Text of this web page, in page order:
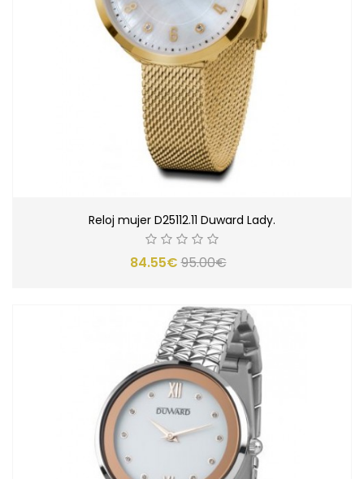
Reloj mujer D25112.11 Duward Lady.
84.55€95.00€